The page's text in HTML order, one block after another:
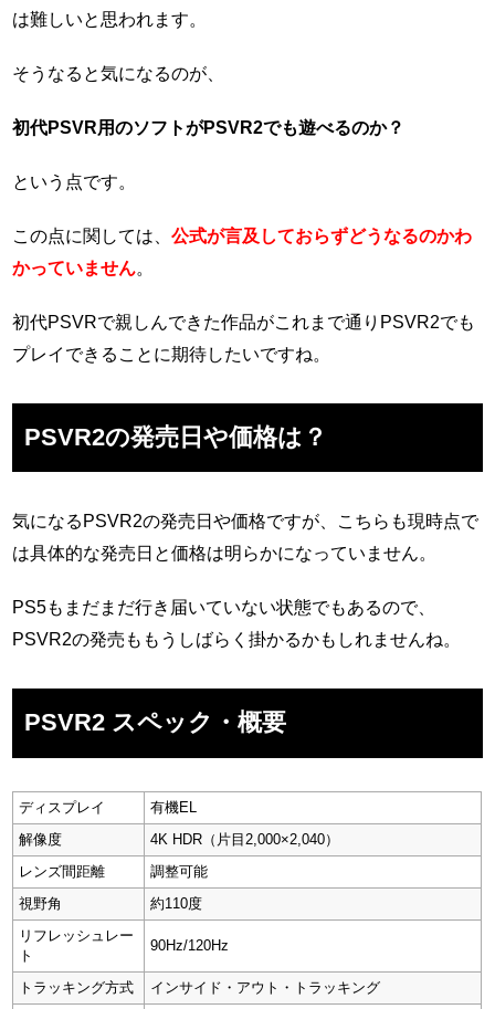
は難しいと思われます。
そうなると気になるのが、
初代PSVR用のソフトがPSVR2でも遊べるのか？
という点です。
この点に関しては、公式が言及しておらずどうなるのかわ
かっていません。
初代PSVRで親しんできた作品がこれまで通りPSVR2でも
プレイできることに期待したいですね。
PSVR2の発売日や価格は？
気になるPSVR2の発売日や価格ですが、こちらも現時点で
は具体的な発売日と価格は明らかになっていません。
PS5もまだまだ行き届いていない状態でもあるので、
PSVR2の発売ももうしばらく掛かるかもしれませんね。
PSVR2 スペック・概要
ディスプレイ
有機EL
解像度
4K HDR（片目2,000×2,040）
レンズ間距離
調整可能
視野角
約110度
リフレッシュレー
ト
90Hz/120Hz
トラッキング方式 インサイド・アウト・トラッキング